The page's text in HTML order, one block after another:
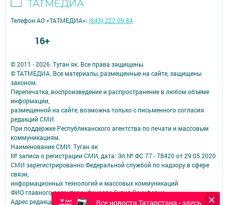
Все новости Татарстана - здесь
© 2011 - 2026. Туган як. Все права защищены.
© ТАТМЕДИА. Все материалы, размещенные на сайте, защищены
законом.
Перепечатка, воспроизведение и распространение в любом объеме
информации,
размещенной на сайте, возможна только с письменного согласия
редакций СМИ.
При поддержке Республиканского агентства по печати и массовым
коммуникациям.
Наименование СМИ: Туган як
№ записи о регистрации СМИ, дата: Эл № ФС 77 - 78420 от 29.05.2020
СМИ зарегистрированно Федеральной службой по надзору в сфере
связи,
информационных технологий и массовых коммуникаций
ФИО главного редактора: Фаизова Гулия Вакифовна
Адрес редакции: 422470, Российская Федерация, Республика
Телефон АО «ТАТМЕДИА»:(843) 222 09 84
16+